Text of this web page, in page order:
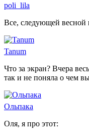
poli_lila
Все, следующей весной
Tanum
Что за экран? Вчера
так и не поняла о чем
Ольпака
Оля, я про этот: